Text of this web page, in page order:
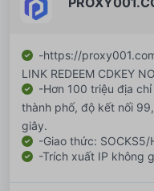
-https://
LINK REDEEM CDKEY
-Hơn 100 triệu địa
thành phố, độ kết nối
giây.
-Giao thức: SOCKS5/
-Trích xuất IP không